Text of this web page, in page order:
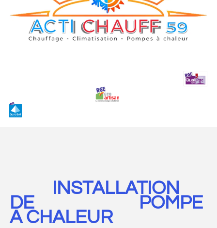
INSTALLATION
DE POMPE
A CHALEUR